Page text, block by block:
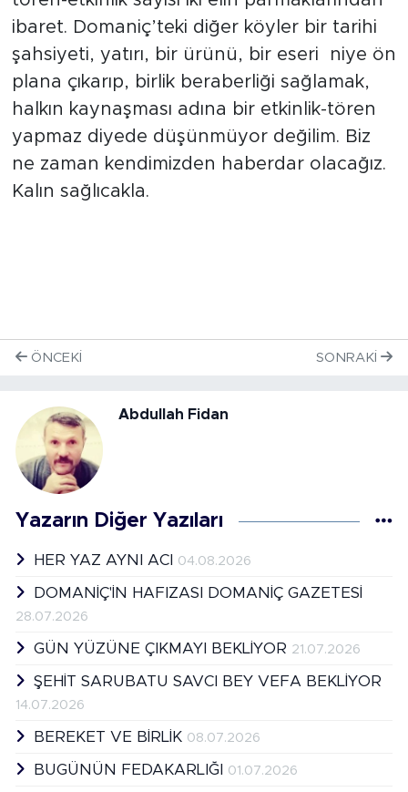
ibaret. Domaniç’teki diğer köyler bir tarihi
şahsiyeti, yatırı, bir ürünü, bir eseri niye ön
plana çıkarıp, birlik beraberliği sağlamak,
halkın kaynaşması adına bir etkinlik-tören
yapmaz diyede düşünmüyor değilim. Biz
ne zaman kendimizden haberdar olacağız.
Kalın sağlıcakla.
ÖNCEKI SONRAKI
Abdullah Fidan
Yazarın Diğer Yazıları
HER YAZ AYNI ACI 04.08.2026
DOMANİÇ'İN HAFIZASI DOMANİÇ GAZETESİ
28.07.2026
GÜN YÜZÜNE ÇIKMAYI BEKLİYOR 21.07.2026
ŞEHİT SARUBATU SAVCI BEY VEFA BEKLİYOR
14.07.2026
BEREKET VE BİRLİK 08.07.2026
BUGÜNÜN FEDAKARLIĞI 01.07.2026